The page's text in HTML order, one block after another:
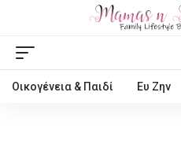
Οικογένεια & Παιδί Ευ Ζην